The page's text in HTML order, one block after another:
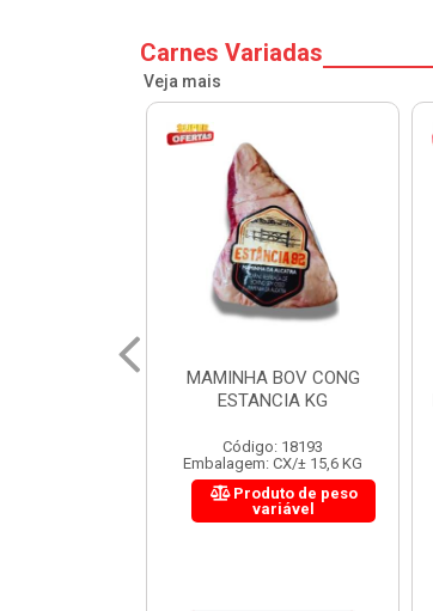
Carnes Variadas
Veja mais
FILE DE COSTELA
ENTRECOTE ESTANCIA KG
Código: 18299
Embalagem: CX/± 14,4 KG
Produto de peso
variável